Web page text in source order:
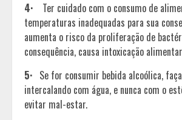
4· Ter cuidado com o consumo de
temperaturas inadequadas para sua
aumenta o risco da proliferação de
consequência, causa intoxicação
5· Se for consumir bebida alcoólica,
intercalando com água, e nunca com o
evitar mal-estar.